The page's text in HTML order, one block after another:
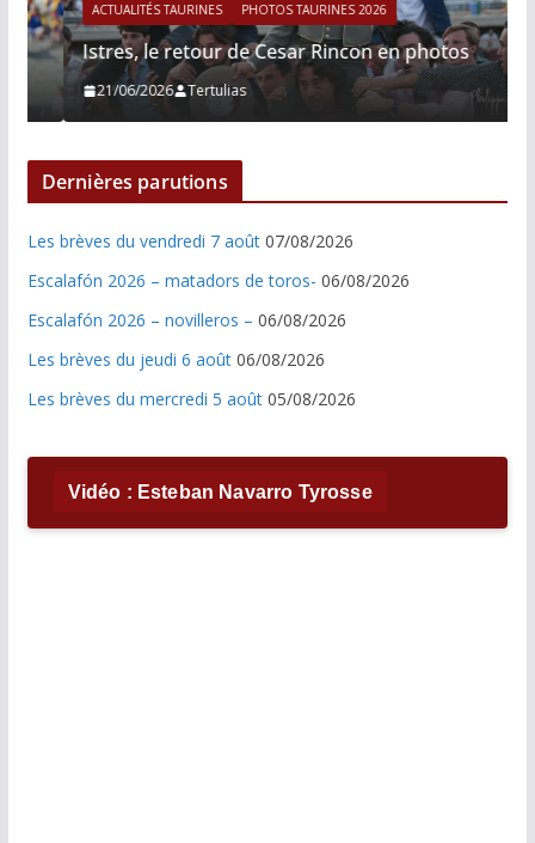
ACTUALITÉS TAURINES PHOTOS TAURINES 2026
Istres, le retour de Cesar Rincon en photos
21/06/2026 Tertulias
Dernières parutions
Les brèves du vendredi 7 août 07/08/2026
Escalafón 2026 – matadors de toros- 06/08/2026
Escalafón 2026 – novilleros – 06/08/2026
Les brèves du jeudi 6 août 06/08/2026
Les brèves du mercredi 5 août 05/08/2026
Vidéo : Esteban Navarro Tyrosse